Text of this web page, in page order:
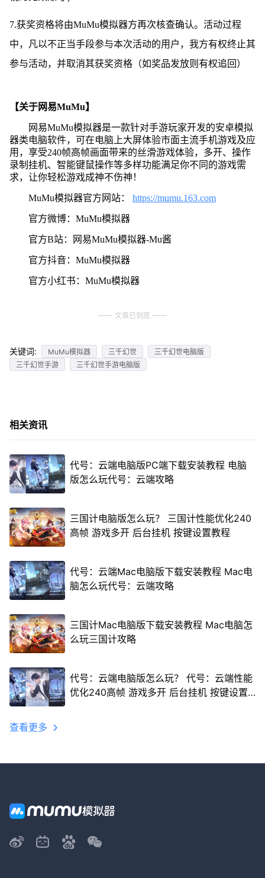
7.获奖资格将由MuMu模拟器方再次核查确认。活动过程
中，凡以不正当手段参与本次活动的用户，我方有权终止其
参与活动，并取消其获奖资格（如奖品发放则有权追回）
【关于网易MuMu】
网易MuMu模拟器是一款针对手游玩家开发的安卓模拟
器类电脑软件，可在电脑上大屏体验市面主流手机游戏及应
用，享受240帧高帧画面带来的丝滑游戏体验，多开、操作
录制挂机、智能键鼠操作等多样功能满足你不同的游戏需
求，让你轻松游戏成神不伤神！
MuMu模拟器官方网站： https://mumu.163.com
官方微博：MuMu模拟器
官方B站：网易MuMu模拟器-Mu酱
官方抖音：MuMu模拟器
官方小红书：MuMu模拟器
文章已到底
关键词: MuMu模拟器 三千幻世
三千幻世电脑版
三千幻世手游
三千幻世手游电脑版
相关资讯
代号：云端电脑版PC端下载安装教程 电脑
版怎么玩代号：云端攻略
三国计电脑版怎么玩？ 三国计性能优化240
高帧 游戏多开 后台挂机 按键设置教程
代号：云端Mac电脑版下载安装教程 Mac电
脑怎么玩代号：云端攻略
三国计Mac电脑版下载安装教程 Mac电脑怎
么玩三国计攻略
代号：云端电脑版怎么玩？ 代号：云端性能
优化240高帧 游戏多开 后台挂机 按键设置
查看更多